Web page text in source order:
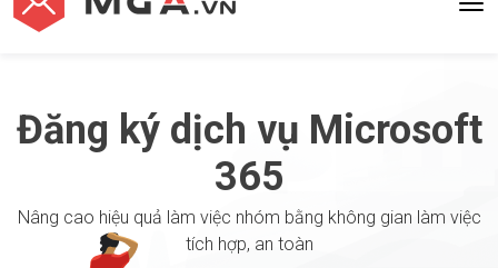
Đăng ký dịch vụ Microsoft
365
Nâng cao hiệu quả làm việc nhóm bằng không gian làm việc
tích hợp, an toàn